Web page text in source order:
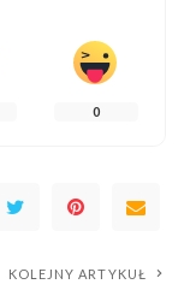
0
KOLEJNY ARTYKUŁ